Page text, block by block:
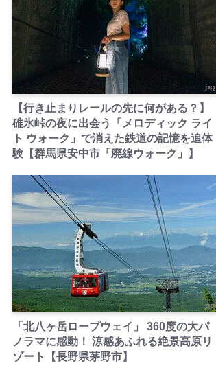
PR
【行き止まりレールの先に何がある？】
碓氷峠の夜に出会う「メロディック ライ
ト ウォーク」で消えた鉄道の記憶を追体
験【群馬県安中市「廃線ウォーク」】
PR
「北八ヶ岳ロープウェイ」 360度の大パ
ノラマに感動！ 涼感あふれる絶景高原リ
ゾート【長野県茅野市】